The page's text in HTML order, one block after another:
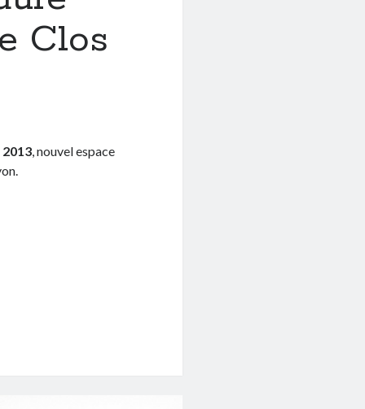
Clos
, nouvel espace